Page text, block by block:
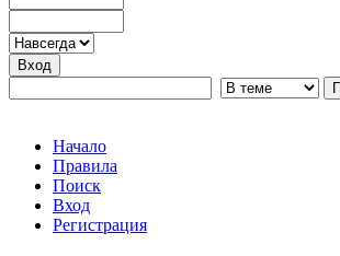
Начало
Правила
Поиск
Вход
Регистрация